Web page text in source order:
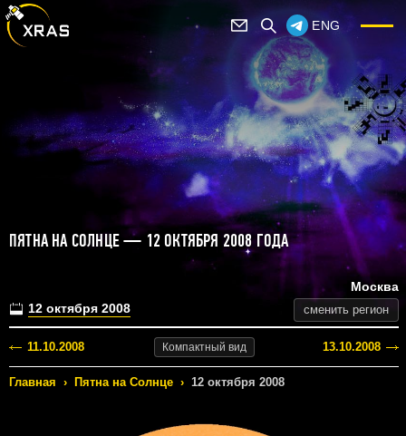
ENG
ПЯТНА НА СОЛНЦЕ — 12 ОКТЯБРЯ 2008 ГОДА
12 октября 2008
Москва
сменить регион
11.10.2008 Компактный вид 13.10.2008
Главная › Пятна на Солнце › 12 октября 2008